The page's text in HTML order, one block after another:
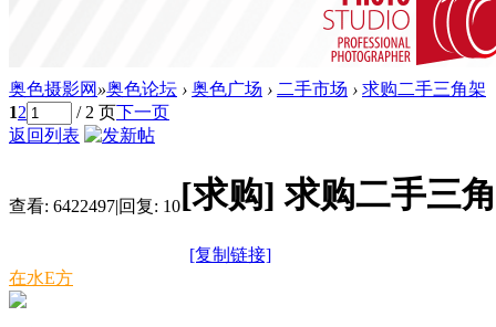
奥色摄影网 »奥色论坛 › 奥色广场 › 二手市场 › 求购二手三角架
12 / 2 页下一页
返回列表
查看: 6422497|回复: 10[求购]求购二手三
[复制链接]
在水E方